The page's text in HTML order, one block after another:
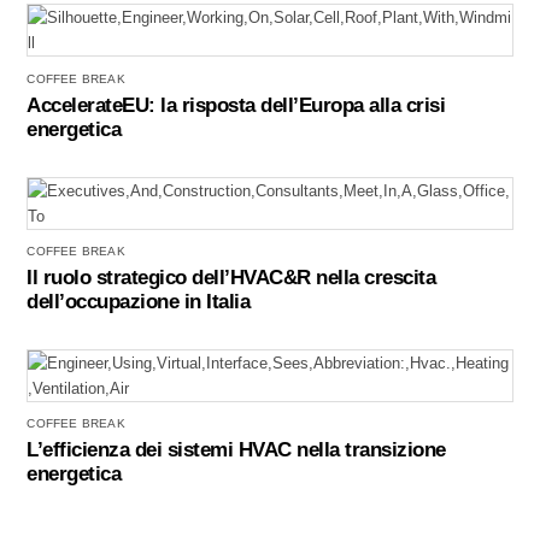
COFFEE BREAK
AccelerateEU: la risposta dell’Europa alla crisi
energetica
COFFEE BREAK
Il ruolo strategico dell’HVAC&R nella crescita
dell’occupazione in Italia
COFFEE BREAK
L’efficienza dei sistemi HVAC nella transizione
energetica